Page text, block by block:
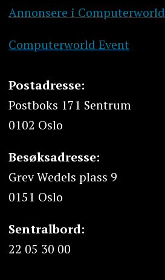
Annonsere i Computerworld
Computerworld Event
Postadresse:
Postboks 171 Sentrum
0102 Oslo
Besøksadresse:
Grev Wedels plass 9
0151 Oslo
Sentralbord:
22 05 30 00